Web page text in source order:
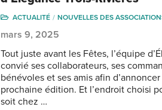
ACTUALITÉ NOUVELLES DES
mars 9, 2025
Tout juste avant les Fêtes, l’équipe
convié ses collaborateurs, ses
bénévoles et ses amis afin
prochaine édition. Et l’endroit choisi
soit chez …